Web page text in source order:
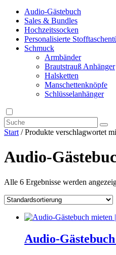
Audio-Gästebuch
Sales & Bundles
Hochzeitssocken
Personalisierte
Schmuck
Armbänder
Brautstrauß Anhänger
Halsketten
Manschettenknöpfe
Schlüsselanhänger
Start / Produkte verschlagwortet
Audio-
Alle 6 Ergebnisse werden
Audio-